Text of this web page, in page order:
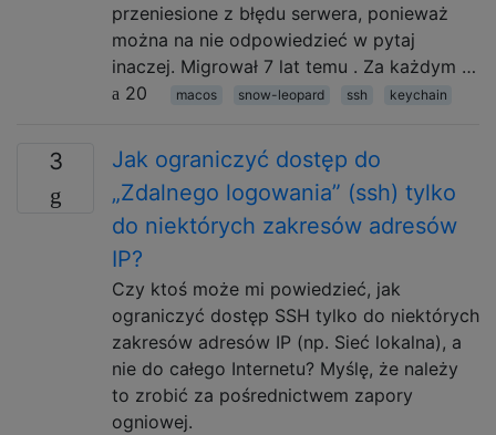
przeniesione z błędu serwera, ponieważ
można na nie odpowiedzieć w pytaj
inaczej. Migrował 7 lat temu . Za każdym …
20
macos snow-leopard ssh keychain
3
Jak ograniczyć dostęp do
„Zdalnego logowania” (ssh) tylko
do niektórych zakresów adresów
IP?
Czy ktoś może mi powiedzieć, jak
ograniczyć dostęp SSH tylko do niektórych
zakresów adresów IP (np. Sieć lokalna), a
nie do całego Internetu? Myślę, że należy
to zrobić za pośrednictwem zapory
ogniowej.